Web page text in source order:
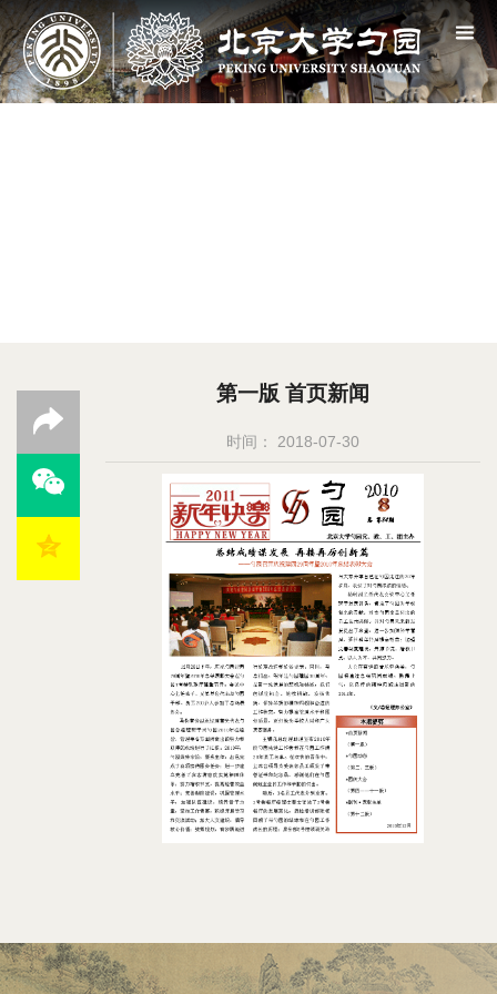
第一版 首页新闻
时间： 2018-07-30